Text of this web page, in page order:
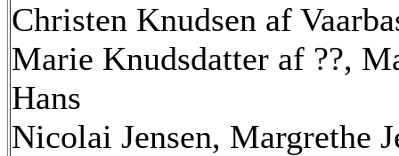
Christen Knudsen af
Marie Knudsdatter af ??,
Hans
Nicolai Jensen, Margrethe